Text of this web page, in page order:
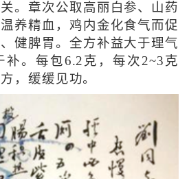
。章次公取高丽白参、山药
养精血，鸡内金化食气而促
健脾胃。全方补益大于理气
补。每包6.2克，每次2~3克
，缓缓见功。